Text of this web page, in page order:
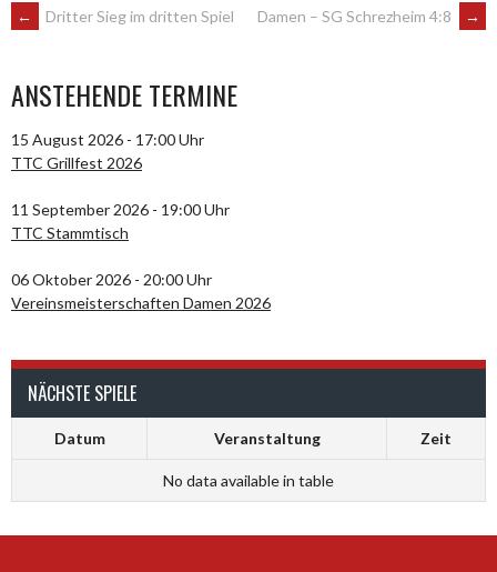
ARTIKEL-
NAVIGATION
← Dritter Sieg im dritten Spiel Damen – SG Schrezheim 4:8 →
ANSTEHENDE TERMINE
15 August 2026 - 17:00 Uhr
TTC Grillfest 2026
11 September 2026 - 19:00 Uhr
TTC Stammtisch
06 Oktober 2026 - 20:00 Uhr
Vereinsmeisterschaften Damen 2026
NÄCHSTE SPIELE
Datum Veranstaltung Zeit
No data available in table